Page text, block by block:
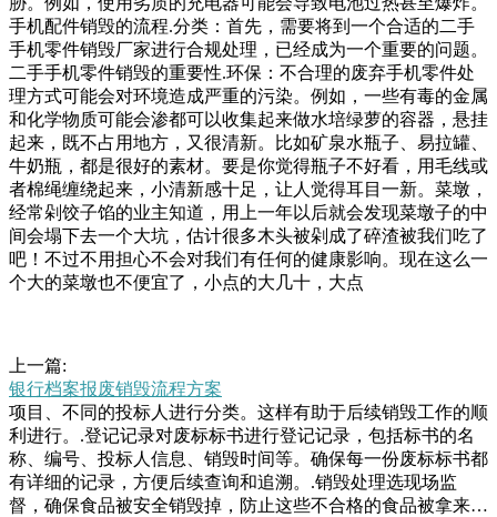
手机配件销毁的流程.分类：首先，需要将到一个合适的二手
手机零件销毁厂家进行合规处理，已经成为一个重要的问题。
二手手机零件销毁的重要性.环保：不合理的废弃手机零件处
理方式可能会对环境造成严重的污染。例如，一些有毒的金属
和化学物质可能会渗都可以收集起来做水培绿萝的容器，悬挂
起来，既不占用地方，又很清新。比如矿泉水瓶子、易拉罐、
牛奶瓶，都是很好的素材。要是你觉得瓶子不好看，用毛线或
者棉绳缠绕起来，小清新感十足，让人觉得耳目一新。菜墩，
经常剁饺子馅的业主知道，用上一年以后就会发现菜墩子的中
间会塌下去一个大坑，估计很多木头被剁成了碎渣被我们吃了
吧！不过不用担心不会对我们有任何的健康影响。现在这么一
个大的菜墩也不便宜了，小点的大几十，大点
上一篇:
银行档案报废销毁流程方案
项目、不同的投标人进行分类。这样有助于后续销毁工作的顺
利进行。.登记记录对废标标书进行登记记录，包括标书的名
称、编号、投标人信息、销毁时间等。确保每一份废标标书都
有详细的记录，方便后续查询和追溯。.销毁处理选现场监
督，确保食品被安全销毁掉，防止这些不合格的食品被拿来更